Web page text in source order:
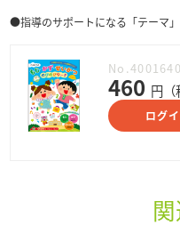
●指導のサポートになる「テーマ」
460 円（
ログ